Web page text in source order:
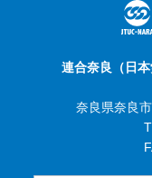
連合奈良（日
奈良県奈良